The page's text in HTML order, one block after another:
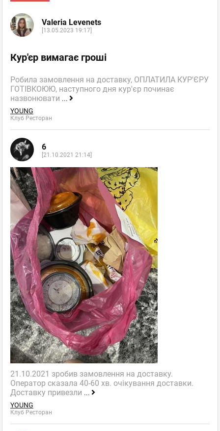
Valeria Levenets
[13.05.2023 19:17]
Кур'єр вимагає гроші
Робила замовлення на доставку, ОПЛАТИЛА КУР'ЄРУ
ГОТІВКОЮЮ, наступного дня кур'єр починає
назвонювати ...
YOUNG
Клуб Ресторан
6
[21.10.2021 21:14]
21.10.2021 зробив замовлення на доставку.
Оператор сказала 40-60 хв. очікування доставки.
Доставку привезли ...
YOUNG
Клуб Ресторан